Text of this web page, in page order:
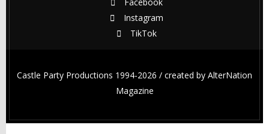
Instagram
TikTok
Castle Party Productions 1994-2026 / created by AlterNation
Magazine